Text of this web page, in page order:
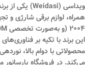
ویداسی (Weidasi) یکی از
همراه، لوازم برقی شارژی و
این برند با تکیه بر
محصولاتی بادوام بالا،
می‌کند. در فروشگاه پارسانور